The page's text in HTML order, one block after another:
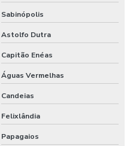
Sabinópolis
Astolfo Dutra
Capitão Enéas
Águas Vermelhas
Candeias
Felixlândia
Papagaios